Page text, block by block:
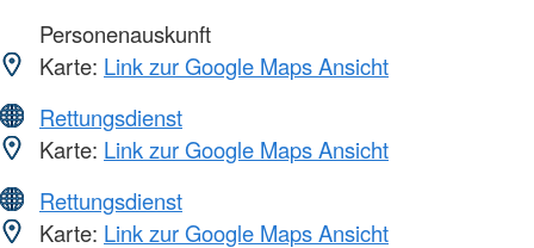
Personenauskunft
Karte: Link zur Google Maps Ansicht
Rettungsdienst
Karte: Link zur Google Maps Ansicht
Rettungsdienst
Karte: Link zur Google Maps Ansicht